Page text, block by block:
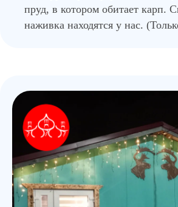
пруд, в котором обитает карп.
наживка находятся у нас.